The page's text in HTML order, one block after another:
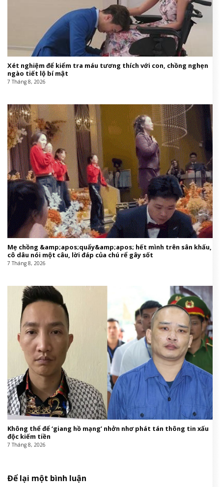
Xét nghiệm để kiểm tra máu tương thích với con, chồng nghẹn
ngào tiết lộ bí mật
7 Tháng 8, 2026
Mẹ chồng &amp;apos;quẩy&amp;apos; hết mình trên sân khấu,
cô dâu nói một câu, lời đáp của chú rể gây sốt
7 Tháng 8, 2026
Không thể để ‘giang hồ mạng’ nhởn nhơ phát tán thông tin xấu
độc kiếm tiền
7 Tháng 8, 2026
Để lại một bình luận